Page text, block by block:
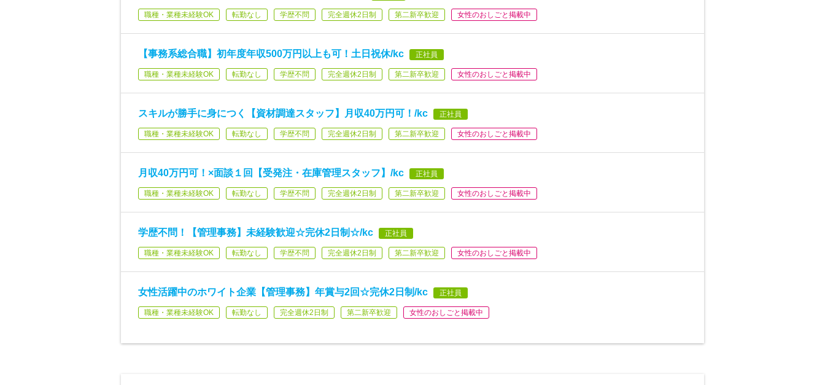
職種・業種未経験OK 転勤なし 学歴不問 完全週休2日制 第二新卒歓迎 女性のおしごと掲載中
【事務系総合職】初年度年収500万円以上も可！土日祝休/kc 正社員
職種・業種未経験OK 転勤なし 学歴不問 完全週休2日制 第二新卒歓迎 女性のおしごと掲載中
スキルが勝手に身につく【資材調達スタッフ】月収40万円可！/kc 正社員
職種・業種未経験OK 転勤なし 学歴不問 完全週休2日制 第二新卒歓迎 女性のおしごと掲載中
月収40万円可！×面談１回【受発注・在庫管理スタッフ】/kc 正社員
職種・業種未経験OK 転勤なし 学歴不問 完全週休2日制 第二新卒歓迎 女性のおしごと掲載中
学歴不問！【管理事務】未経験歓迎☆完休2日制☆/kc 正社員
職種・業種未経験OK 転勤なし 学歴不問 完全週休2日制 第二新卒歓迎 女性のおしごと掲載中
女性活躍中のホワイト企業【管理事務】年賞与2回☆完休2日制/kc 正社員
職種・業種未経験OK 転勤なし 完全週休2日制 第二新卒歓迎 女性のおしごと掲載中